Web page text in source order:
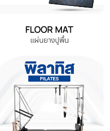
FLOOR MAT
แผ่นยางปูพื้น